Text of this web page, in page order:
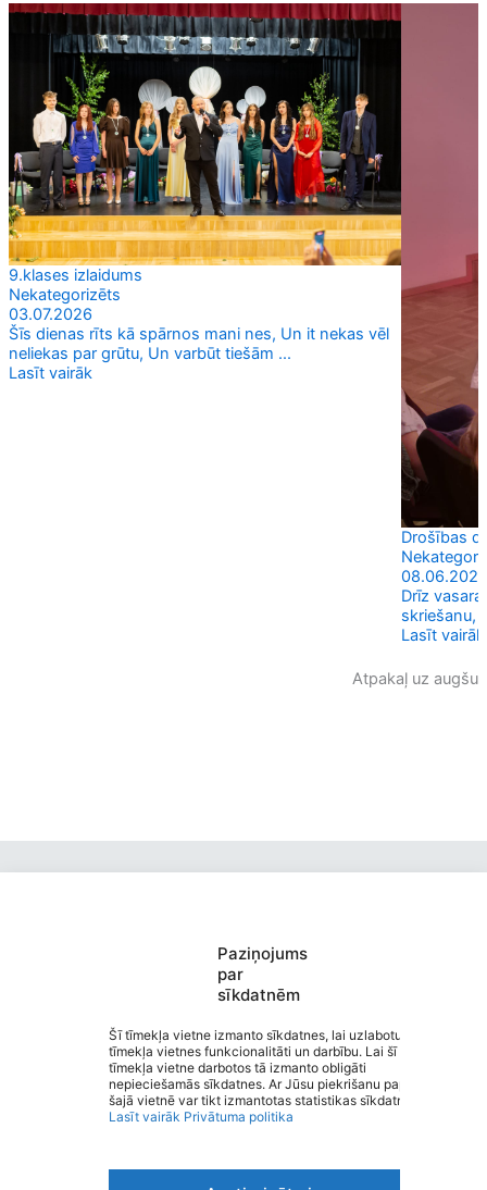
Paziņojums
par
sīkdatnēm
Šī tīmekļa vietne izmanto sīkdatnes, lai uzlabotu
tīmekļa vietnes funkcionalitāti un darbību. Lai šī
tīmekļa vietne darbotos tā izmanto obligāti
nepieciešamās sīkdatnes. Ar Jūsu piekrišanu papildus
šajā vietnē var tikt izmantotas statistikas sīkdatnes.
Lasīt vairāk Privātuma politika
9.klases izlaidums
Nekategorizēts
03.07.2026
Šīs dienas rīts kā spārnos mani nes, Un it nekas vēl
neliekas par grūtu, Un varbūt tiešām ...
Lasīt vairāk
Drošības
08.06.2026
Drīz
skriešanu,
Lasīt vairāk
Atpakaļ uz augšu
J.Endzelīna Kauguru pamatskola